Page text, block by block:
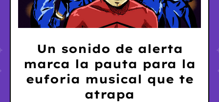
Un sonido de alerta
marca la pauta para la
euforia musical que te
atrapa